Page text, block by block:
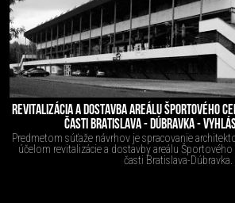
REVITALIZÁCIA A DOSTAVBA AREÁLU ŠPORTOVÉHO
ČASTI BRATISLAVA - DÚBRAVKA -
Predmetom súťaže návrhov je spracovanie
účelom revitalizácie a dostavby areálu
časti Bratislava-Dúbravka.